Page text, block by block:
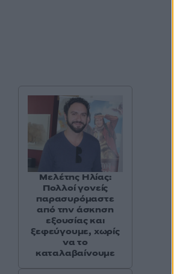
Μελέτης Ηλίας:
Πολλοί γονείς
παρασυρόμαστε
από την άσκηση
εξουσίας και
ξεφεύγουμε, χωρίς
να το
καταλαβαίνουμε